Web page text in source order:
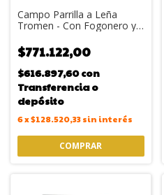
Campo Parrilla a Leña
Tromen - Con Fogonero y
$771.122,00
$616.897,60con
Transferencia o
depósito
6x$128.520,33sin interés